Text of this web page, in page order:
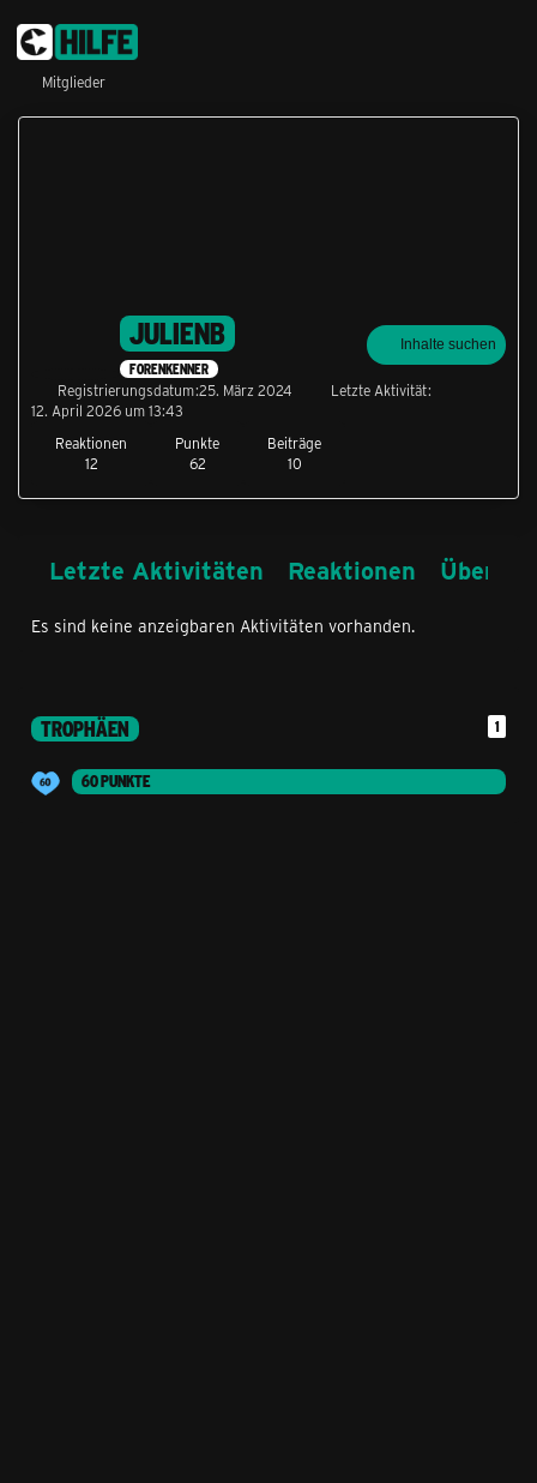
Mitglieder
JULIENB
FORENKENNER
Reaktionen
12
Punkte
62
Beiträge
10
Inhalte suchen
Registrierungsdatum 25. März 2024
Letzte Aktivität
12. April 2026 um 13:43
Letzte Aktivitäten Reaktionen Über
Es sind keine anzeigbaren Aktivitäten vorhanden.
TROPHÄEN 1
60 PUNKTE